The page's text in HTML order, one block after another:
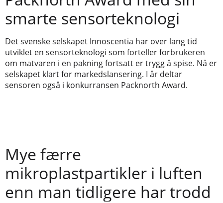
smarte sensorteknologi
Det svenske selskapet Innoscentia har over lang tid
utviklet en sensorteknologi som forteller forbrukeren
om matvaren i en pakning fortsatt er trygg å spise. Nå er
selskapet klart for markedslansering. I år deltar
sensoren også i konkurransen Packnorth Award.
Mye færre
mikroplastpartikler i luften
enn man tidligere har trodd